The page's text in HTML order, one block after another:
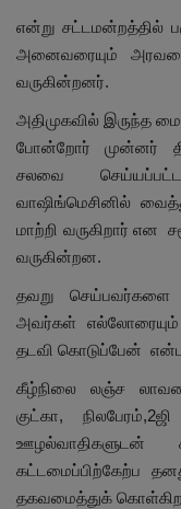
என்று சட்டமன்றத்தில்
அனைவரையும்
வருகின்றனர்.
அதிமுகவில் இருந்த
போன்றோர் முன்னர்
சலவை
வாஷிங்மெசினில்
மாற்றி வருகிறார் என
வருகின்றன.
தவறு செய்பவர்களை
அவர்கள் எல்லோரையும்
தடவி கொடுப்பேன்
கீழ்நிலை லஞ்ச
குட்கா,
கட்டமைப்பிற்கேற்ப
தகவமைத்துக்